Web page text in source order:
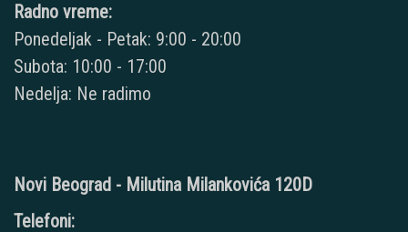
Radno vreme:
Ponedeljak - Petak: 9:00 - 20:00
Subota: 10:00 - 17:00
Nedelja: Ne radimo
Novi Beograd - Milutina Milankovića 120D
Telefoni: